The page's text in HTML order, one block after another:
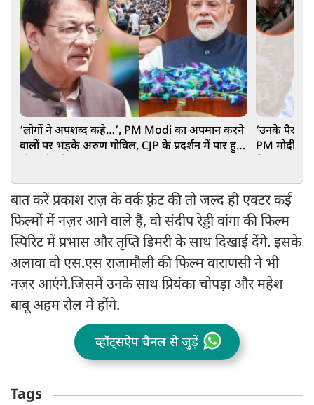
‘लोगों ने अपशब्द कहे…’, PM Modi का अपमान करने
वालों पर भड़के अरुण गोविल, CJP के प्रदर्शन में पार हुईं
‘उनके पैर
PM मोदी को
बात करें प्रकाश राज़ के वर्क फ़्रंट की तो जल्द ही एक्टर कई
फिल्मों में नज़र आने वाले हैं, वो संदीप रेड्डी वांगा की फिल्म
स्पिरिट में प्रभास और तृप्ति डिमरी के साथ दिखाई देंगे. इसके
अलावा वो एस.एस राजामौली की फिल्म वाराणसी ने भी
नज़र आएंगे.जिसमें उनके साथ प्रियंका चोपड़ा और महेश
बाबू अहम रोल में होंगे.
व्हॉट्सऐप चैनल से जुड़ें
Tags